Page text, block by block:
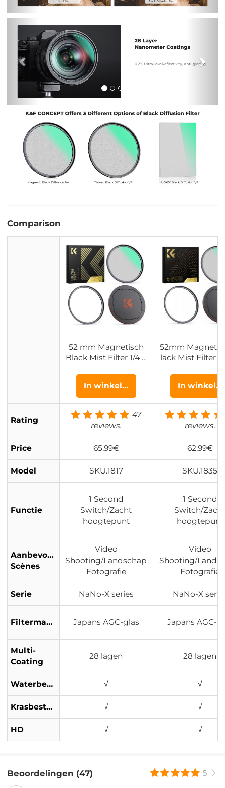
Previous
Comparison
52 mm Magnetisch
Black Mist Filter 1/4 L
ale Effecten HD Meer
laags Gecoat Waterd
icht / Krasbestendig
/ Antireflectie Nano X
cel Serie
52mm
lack Mist Filter
e Effecten HD
ags Gecoat
ht /
Antireflectie
el Serie
In winkelwagen In
Rating
47
reviews.
reviews.
Price 65,99€ 62,99€
Model SKU.1817 SKU.1835
Functie
1 Second
Switch/Zacht
hoogtepunt
1 Second
Switch/
hoogtepunt
Aanbevolen
Scènes
Video
Shooting/Landschap
Fotografie
Video
Shooting/
Fotografie
Serie NaNo-X series NaNo-X
Filtermateriaal Japans AGC-glas Japans AGC-
Multi-
Coating
28 lagen 28 lagen
Waterbestendig √ √
Krasbestendig √ √
HD √ √
Beoordelingen (47) 5